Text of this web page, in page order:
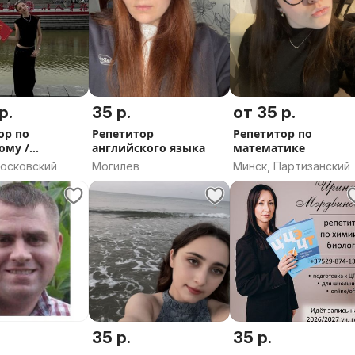
скучных правил и зубрежки
и разговорные практики,
по
/
35 р.
Репетитор
английского языка
Могилев
от 35 р.
Репетитор по
математике
Минск, Партизанский
35 р. 35 р.